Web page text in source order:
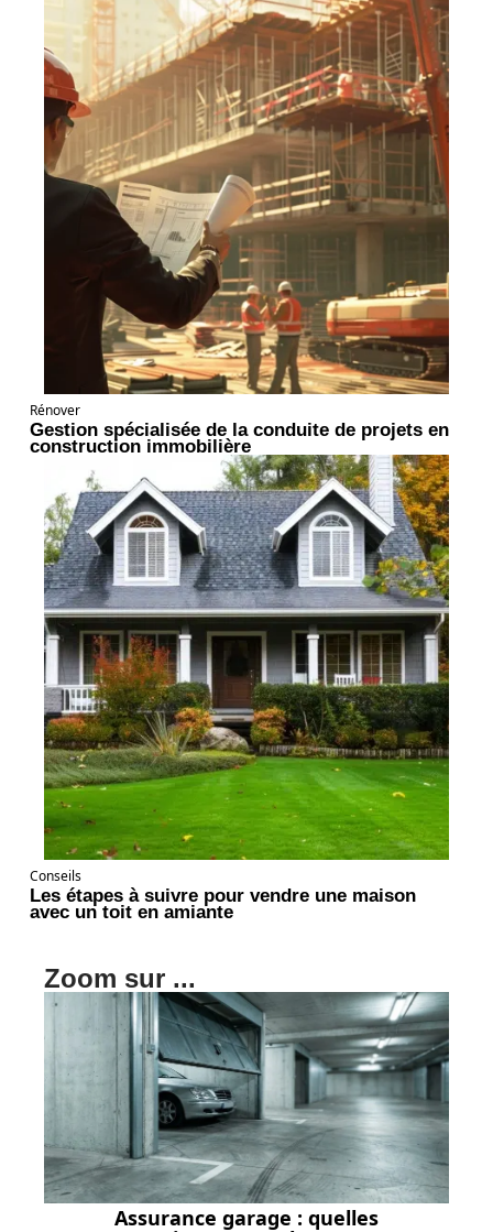
Rénover
Gestion spécialisée de la conduite de projets en
construction immobilière
Conseils
Les étapes à suivre pour vendre une maison
avec un toit en amiante
Zoom sur ...
Assurance garage : quelles